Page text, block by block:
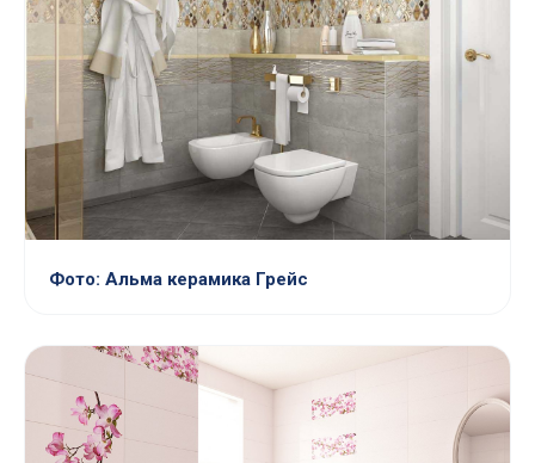
Фото: Альма керамика Грейс